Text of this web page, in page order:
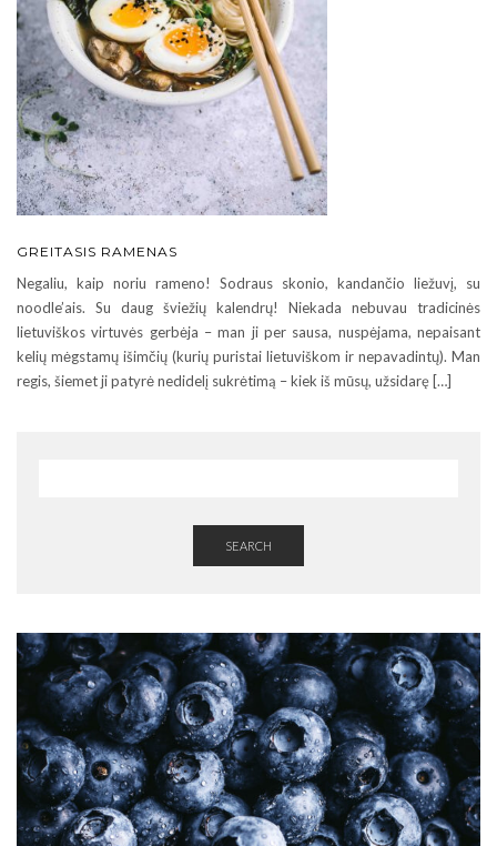
GREITASIS RAMENAS
Negaliu, kaip noriu rameno! Sodraus skonio, kandančio liežuvį, su
noodle’ais. Su daug šviežių kalendrų! Niekada nebuvau tradicinės
lietuviškos virtuvės gerbėja – man ji per sausa, nuspėjama, nepaisant
kelių mėgstamų išimčių (kurių puristai lietuviškom ir nepavadintų). Man
regis, šiemet ji patyrė nedidelį sukrėtimą – kiek iš mūsų, užsidarę […]
SEARCH